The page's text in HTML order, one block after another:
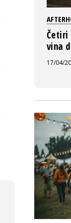
Četiri
vina
17/04/